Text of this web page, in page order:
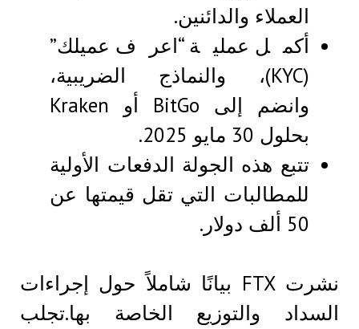
العملاء والدائنين.
أكمل عملية “اعرف عميلك”
(KYC)، والنماذج الضريبية،
وانضم إلى BitGo أو Kraken
بحلول 30 مايو 2025.
تتبع هذه الجولة الدفعات الأولية
للمطالبات التي تقل قيمتها عن
50 ألف دولار.
نشرت FTX بيانًا شاملاً حول إجراءات
السداد والتوزيع الخاصة بها.تجلب